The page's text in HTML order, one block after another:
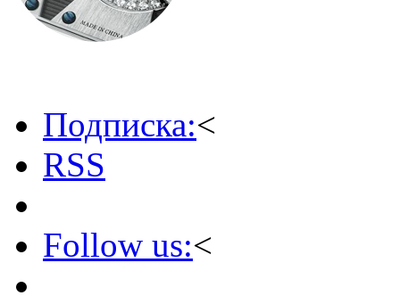
Подписка:<
RSS
Follow us:<